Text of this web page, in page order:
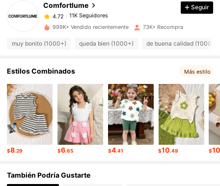
Comfortlume
4.72
11K Seguidores
c***6
pagóHace 3 horas
4.72
4.72 11K Seguidores
11K Seguidores
4.72 11K Seguidores
Seguir
999K+ Vendido recientemente 73K+ Recompra
muy bonito (1000+) queda bien (1000+) de buena calidad (1000+)
Estilos Combinados Más estilo
$8.29 $6.65 $4.41 $10.49 $
También Podría Gustarte